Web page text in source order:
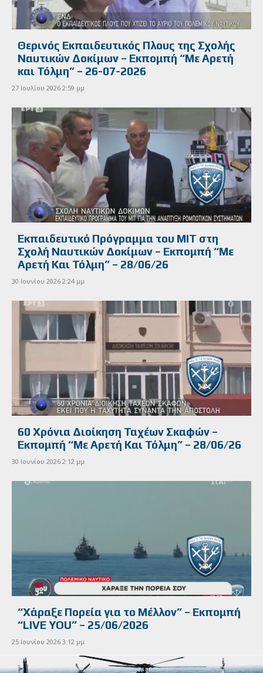
Θερινός Εκπαιδευτικός Πλους της Σχολής
Ναυτικών Δοκίμων – Εκπομπή “Με Αρετή
και Τόλμη” – 26-07-2026
27 Ιουλίου 2026 2:59 μμ
Εκπαιδευτικό Πρόγραμμα του MIT στη
Σχολή Ναυτικών Δοκίμων – Εκπομπή “Με
Αρετή Και Τόλμη” – 28/06/26
30 Ιουνίου 2026 2:24 μμ
60 Χρόνια Διοίκηση Ταχέων Σκαφών –
Εκπομπή “Με Αρετή Και Τόλμη” – 28/06/26
30 Ιουνίου 2026 2:12 μμ
“Χάραξε Πορεία για το Μέλλον” – Εκπομπή
“LIVE YOU” – 25/06/2026
25 Ιουνίου 2026 3:12 μμ